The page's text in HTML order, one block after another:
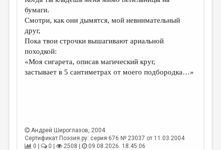
ЦИКЛЫ ПУБЛИКАЦИЙ
ТРЕДИАКОВСКИЙ
МЕДИА
ВКОНТАКТЕ
бумаги.
Смотри, как они дымятся, мой невнимательный
друг,
Пока твои строчки вышагивают ариальной
походкой:
«Моя сигарета, описав магический круг,
застывает в 5 сантиметрах от моего подбородка…»
Андрей Широглазов, 2004
Сертификат Поэзия.ру: серия 676 № 23037 от 11.03.2004
0 |
0 | 2508 |
09.08.2026. 18:45:06